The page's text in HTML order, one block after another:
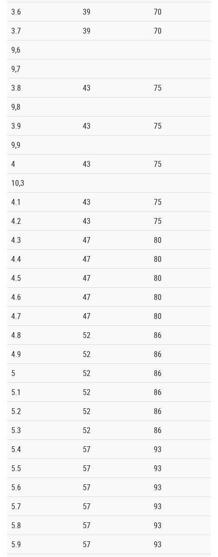
3.6
39
70
3.7
39
70
9,6
9,7
3.8
43
75
9,8
3.9
43
75
9,9
4
43
75
10,3
4.1
43
75
4.2
43
75
4.3
47
80
4.4
47
80
4.5
47
80
4.6
47
80
4.7
47
80
4.8
52
86
4.9
52
86
5
52
86
5.1
52
86
5.2
52
86
5.3
52
86
5.4
57
93
5.5
57
93
5.6
57
93
5.7
57
93
5.8
57
93
5.9
57
93